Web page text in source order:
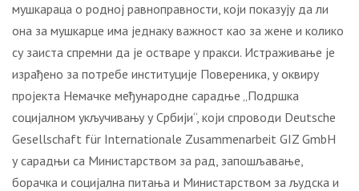
мушкараца о родној равноправности, који показују да ли
она за мушкарце има једнаку важност као за жене и колико
су заиста спремни да је остваре у пракси. Истраживање је
израђено за потребе институције Повереника, у оквиру
пројекта Немачке међународне сарадње „Подршка
социјалном укључивању у Србији“, који спроводи Deutsche
Gesellschaft für Internationale Zusammenarbeit GIZ GmbH
у сарадњи са Министарством за рад, запошљавање,
борачка и социјална питања и Министарством за људска и